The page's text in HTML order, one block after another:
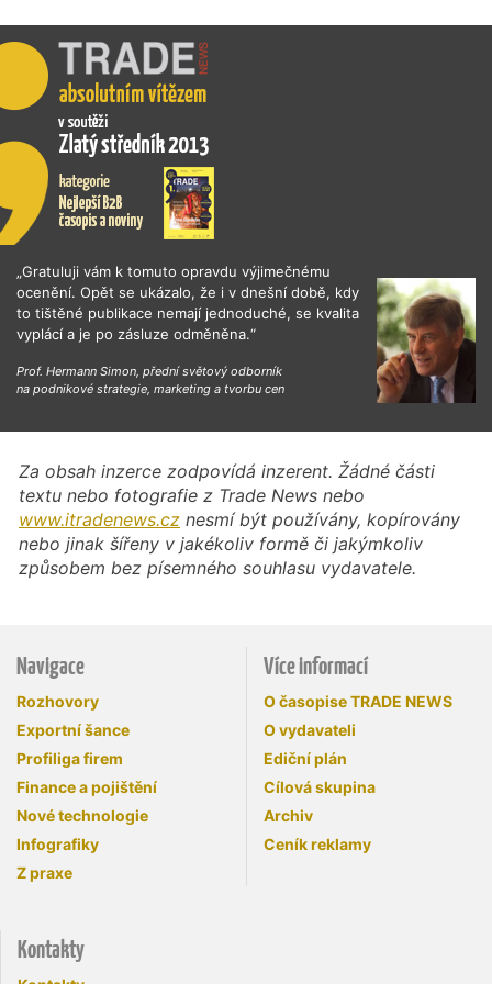
„Gratuluji vám k tomuto opravdu výjimečnému
ocenění. Opět se ukázalo, že i v dnešní době, kdy
to tištěné publikace nemají jednoduché, se kvalita
vyplácí a je po zásluze odměněna.“
Prof. Hermann Simon, přední světový odborník
na podnikové strategie, marketing a tvorbu cen
Za obsah inzerce zodpovídá inzerent. Žádné části
textu nebo fotografie z Trade News nebo
www.itradenews.cz nesmí být používány, kopírovány
nebo jinak šířeny v jakékoliv formě či jakýmkoliv
způsobem bez písemného souhlasu vydavatele.
Navigace
Rozhovory
Exportní šance
Profiliga firem
Finance a pojištění
Nové technologie
Infografiky
Z praxe
Více informací
O časopise TRADE NEWS
O vydavateli
Ediční plán
Cílová skupina
Archiv
Ceník reklamy
Kontakty